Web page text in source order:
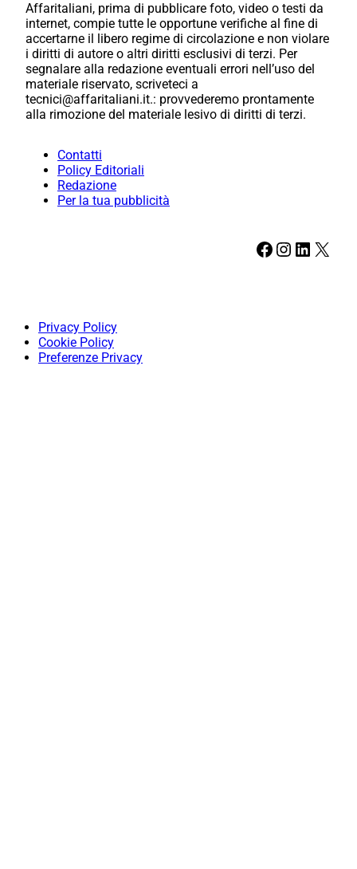
Affaritaliani, prima di pubblicare foto, video o testi da
internet, compie tutte le opportune verifiche al fine di
accertarne il libero regime di circolazione e non violare
i diritti di autore o altri diritti esclusivi di terzi. Per
segnalare alla redazione eventuali errori nell’uso del
materiale riservato, scriveteci a
tecnici@affaritaliani.it.: provvederemo prontamente
alla rimozione del materiale lesivo di diritti di terzi.
Contatti
Policy Editoriali
Redazione
Per la tua pubblicità
Facebook Instagram LinkedIn X
Privacy Policy
Cookie Policy
Preferenze Privacy